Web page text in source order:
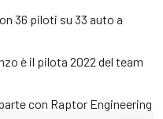
36 piloti su 33 auto a
è il pilota 2022 del team
con Raptor Engineering